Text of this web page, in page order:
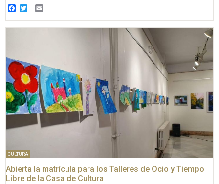
Facebook
Twitter
CULTURA
Abierta la matrícula para los Talleres de Ocio y Tiempo
Libre de la Casa de Cultura